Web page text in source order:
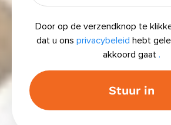
Door op de verzendknop te
dat u ons privacybeleid hebt
akkoord gaat .